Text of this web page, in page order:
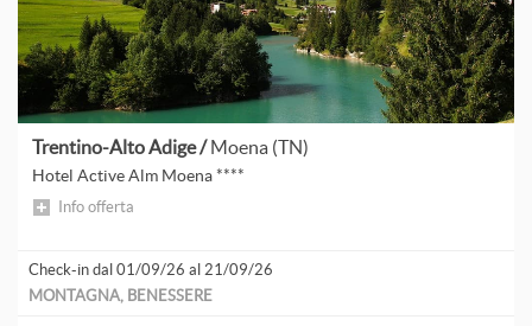
Trentino-Alto Adige /Moena (TN)
Hotel Active Alm Moena ****
Info offerta
Check-in dal 01/09/26 al 21/09/26
MONTAGNA, BENESSERE